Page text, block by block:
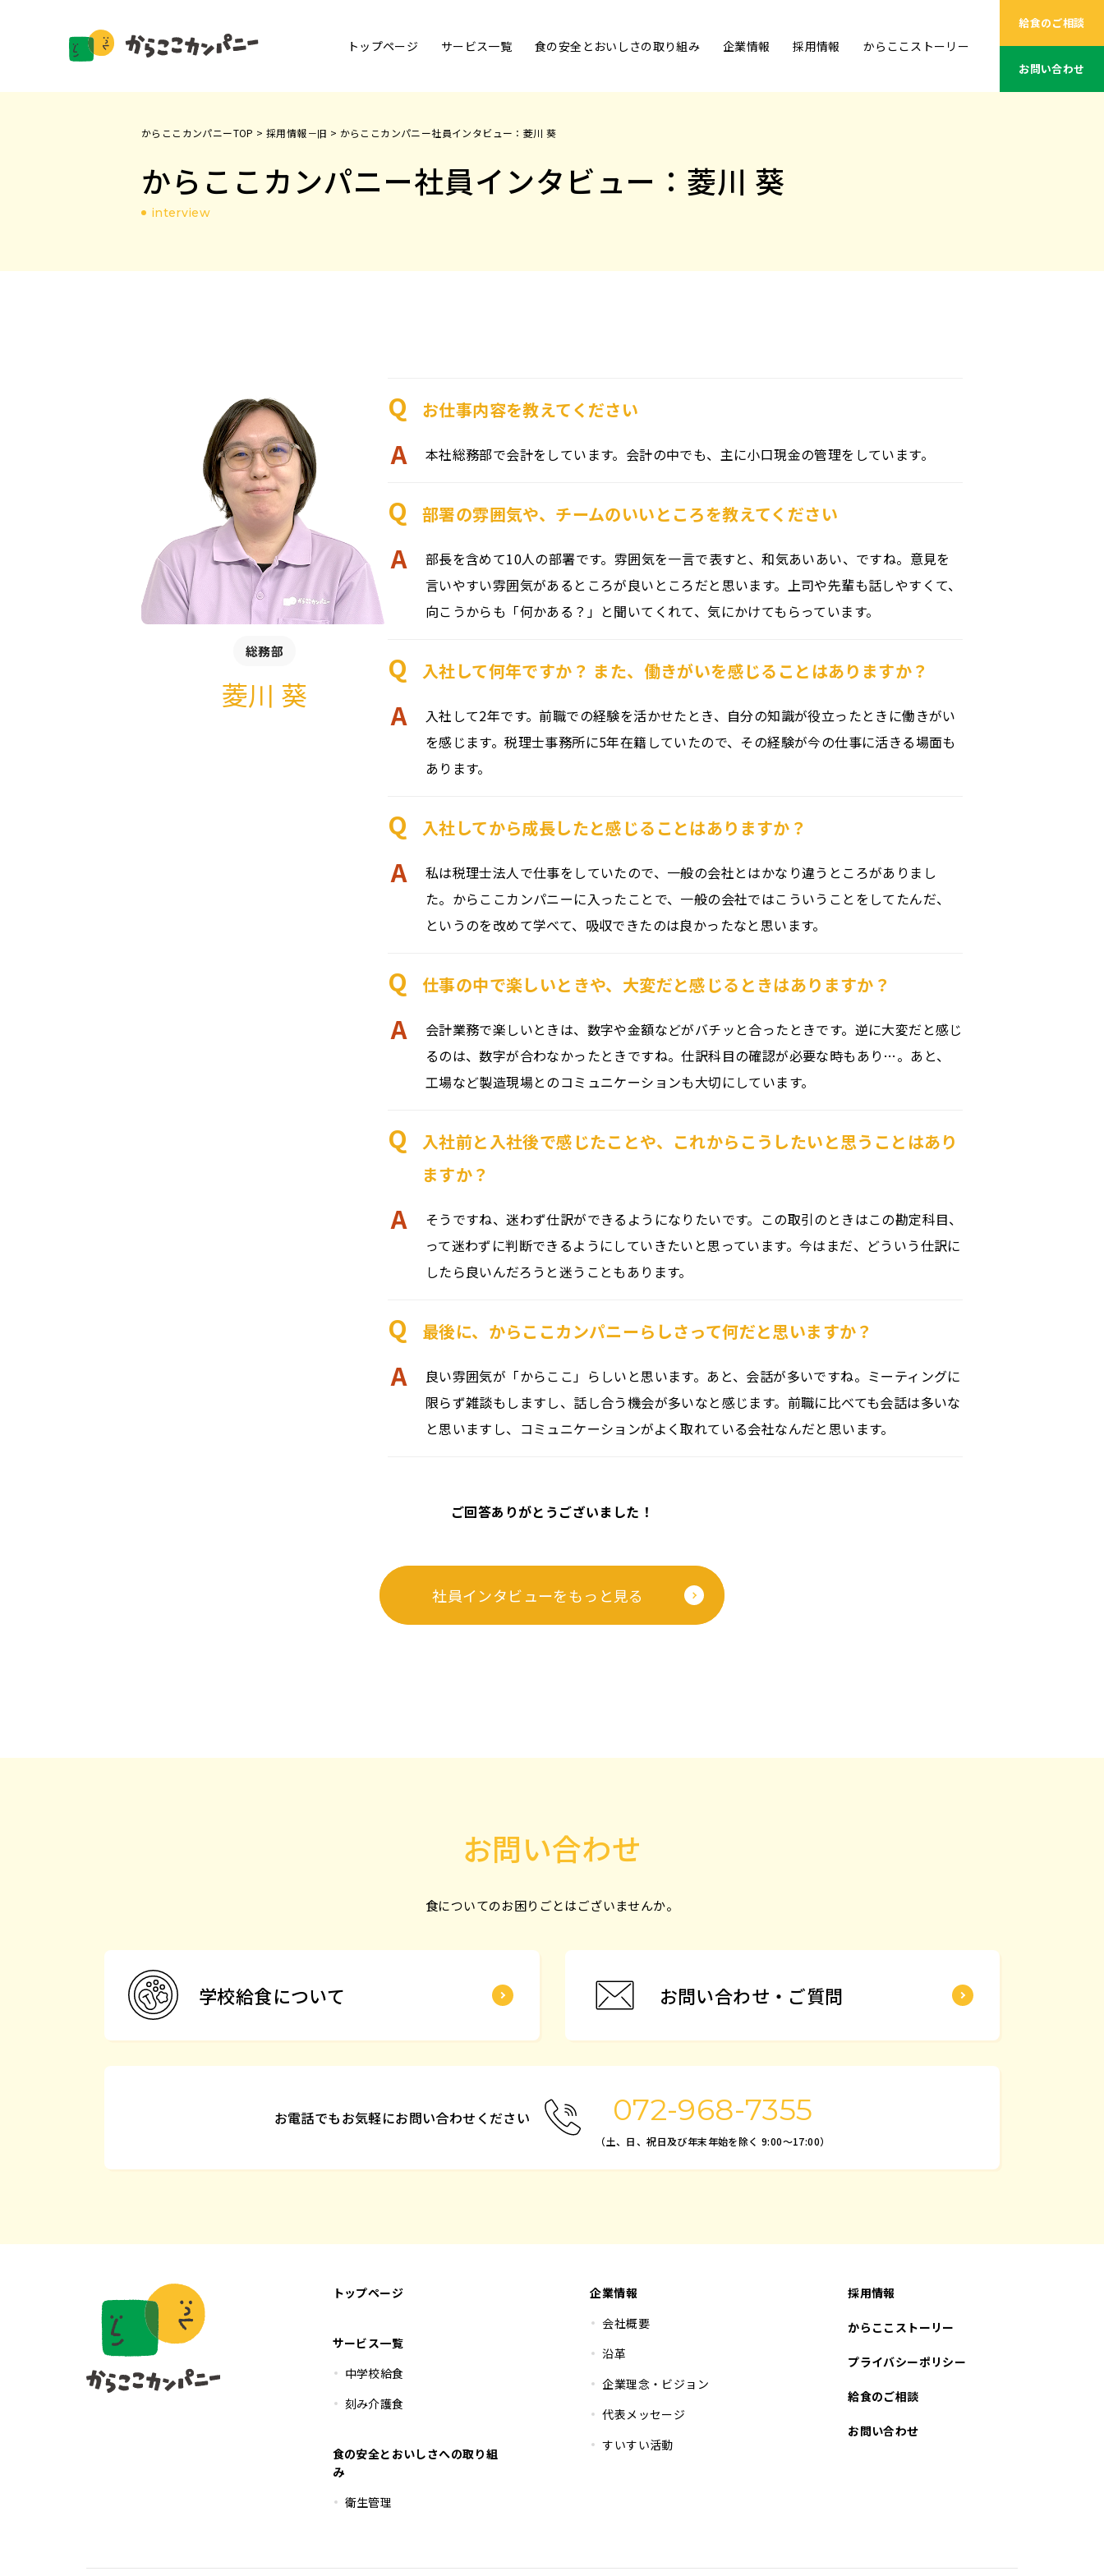
トップページ サービス一覧 食の安全とおいしさの取り組み 企業情報 採用情報 からここストーリー
給食のご相談
お問い合わせ
からここカンパニーTOP >採用情報－旧 > からここカンパニー社員インタビュー：菱川 葵
からここカンパニー社員インタビュー：菱川 葵
interview
総務部
菱川 葵
Q お仕事内容を教えてください
A 本社総務部で会計をしています。会計の中でも、主に小口現金の管理をしています。
Q 部署の雰囲気や、チームのいいところを教えてください
A
部長を含めて10人の部署です。雰囲気を一言で表すと、和気あいあい、ですね。意見を
言いやすい雰囲気があるところが良いところだと思います。上司や先輩も話しやすくて、
向こうからも「何かある？」と聞いてくれて、気にかけてもらっています。
Q 入社して何年ですか？ また、働きがいを感じることはありますか？
A
入社して2年です。前職での経験を活かせたとき、自分の知識が役立ったときに働きがい
を感じます。税理士事務所に5年在籍していたので、その経験が今の仕事に活きる場面も
あります。
Q 入社してから成長したと感じることはありますか？
A
私は税理士法人で仕事をしていたので、一般の会社とはかなり違うところがありまし
た。からここカンパニーに入ったことで、一般の会社ではこういうことをしてたんだ、
というのを改めて学べて、吸収できたのは良かったなと思います。
Q 仕事の中で楽しいときや、大変だと感じるときはありますか？
A
会計業務で楽しいときは、数字や金額などがバチッと合ったときです。逆に大変だと感じ
るのは、数字が合わなかったときですね。仕訳科目の確認が必要な時もあり…。あと、
工場など製造現場とのコミュニケーションも大切にしています。
Q
入社前と入社後で感じたことや、これからこうしたいと思うことはあり
ますか？
A
そうですね、迷わず仕訳ができるようになりたいです。この取引のときはこの勘定科目、
って迷わずに判断できるようにしていきたいと思っています。今はまだ、どういう仕訳に
したら良いんだろうと迷うこともあります。
Q 最後に、からここカンパニーらしさって何だと思いますか？
A
良い雰囲気が「からここ」らしいと思います。あと、会話が多いですね。ミーティングに
限らず雑談もしますし、話し合う機会が多いなと感じます。前職に比べても会話は多いな
と思いますし、コミュニケーションがよく取れている会社なんだと思います。
ご回答ありがとうございました！
社員インタビューをもっと見る
お問い合わせ
食についてのお困りごとはございませんか。
学校給食について お問い合わせ・ご質問
お電話でもお気軽にお問い合わせください 072-968-7355
（土、日、祝日及び年末年始を除く 9:00～17:00）
トップページ
サービス一覧
中学校給食
刻み介護食
食の安全とおいしさへの取り組
み
衛生管理
企業情報
会社概要
沿革
企業理念・ビジョン
代表メッセージ
すいすい活動
採用情報
からここストーリー
プライバシーポリシー
給食のご相談
お問い合わせ